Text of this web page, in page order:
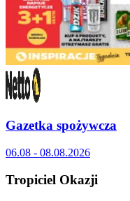
Gazetka spożywcza
06.08 - 08.08.2026
Tropiciel Okazji